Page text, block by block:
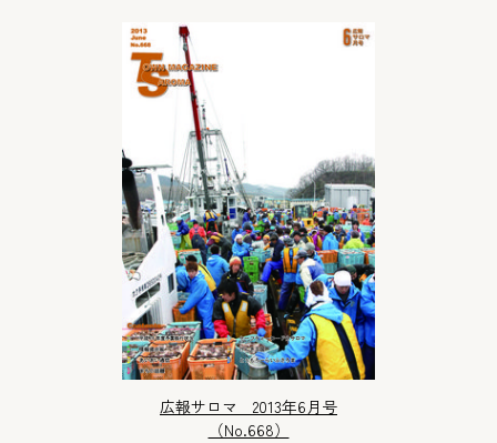
広報サロマ 2013年6月号
（No.668）